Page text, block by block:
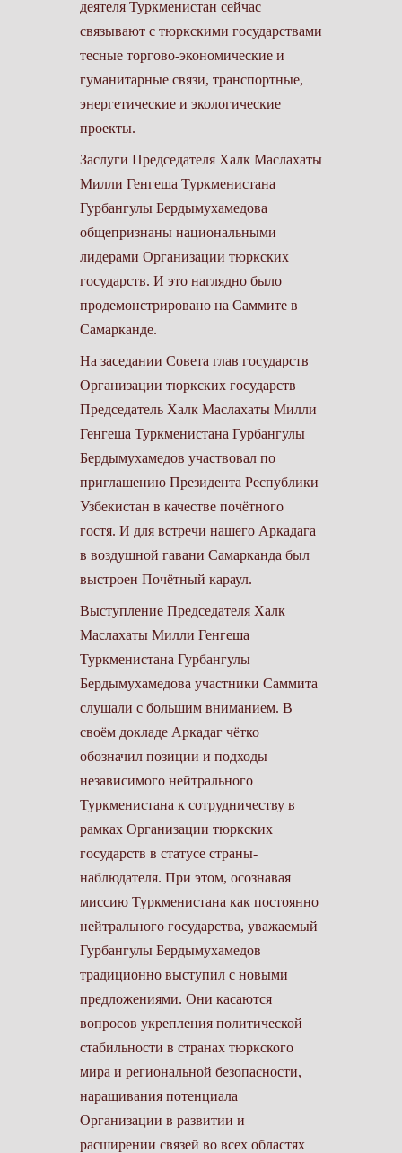
деятеля Туркменистан сейчас
связывают с тюркскими государствами
тесные торгово-экономические и
гуманитарные связи, транспортные,
энергетические и экологические
проекты.
Заслуги Председателя Халк Маслахаты
Милли Генгеша Туркменистана
Гурбангулы Бердымухамедова
общепризнаны национальными
лидерами Организации тюркских
государств. И это наглядно было
продемонстрировано на Саммите в
Самарканде.
На заседании Совета глав государств
Организации тюркских государств
Председатель Халк Маслахаты Милли
Генгеша Туркменистана Гурбангулы
Бердымухамедов участвовал по
приглашению Президента Республики
Узбекистан в качестве почётного
гостя. И для встречи нашего Аркадага
в воздушной гавани Самарканда был
выстроен Почётный караул.
Выступление Председателя Халк
Маслахаты Милли Генгеша
Туркменистана Гурбангулы
Бердымухамедова участники Саммита
слушали с большим вниманием. В
своём докладе Аркадаг чётко
обозначил позиции и подходы
независимого нейтрального
Туркменистана к сотрудничеству в
рамках Организации тюркских
государств в статусе страны-
наблюдателя. При этом, осознавая
миссию Туркменистана как постоянно
нейтрального государства, уважаемый
Гурбангулы Бердымухамедов
традиционно выступил с новыми
предложениями. Они касаются
вопросов укрепления политической
стабильности в странах тюркского
мира и региональной безопасности,
наращивания потенциала
Организации в развитии и
расширении связей во всех областях